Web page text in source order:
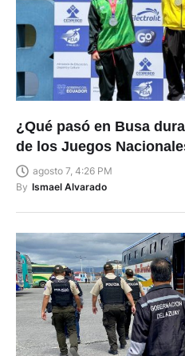
¿Qué pasó en Busa
de los Juegos
agosto 7, 4:26 PM
By Ismael Alvarado